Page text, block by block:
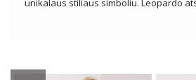
unikalaus stiliaus simboliu. Leopardo